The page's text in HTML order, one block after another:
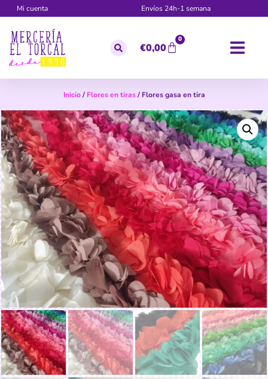
Mi cuenta Envíos 24h-1 semana
€0,00
0
Inicio/ Flores en tiras/ Flores gasa en tira